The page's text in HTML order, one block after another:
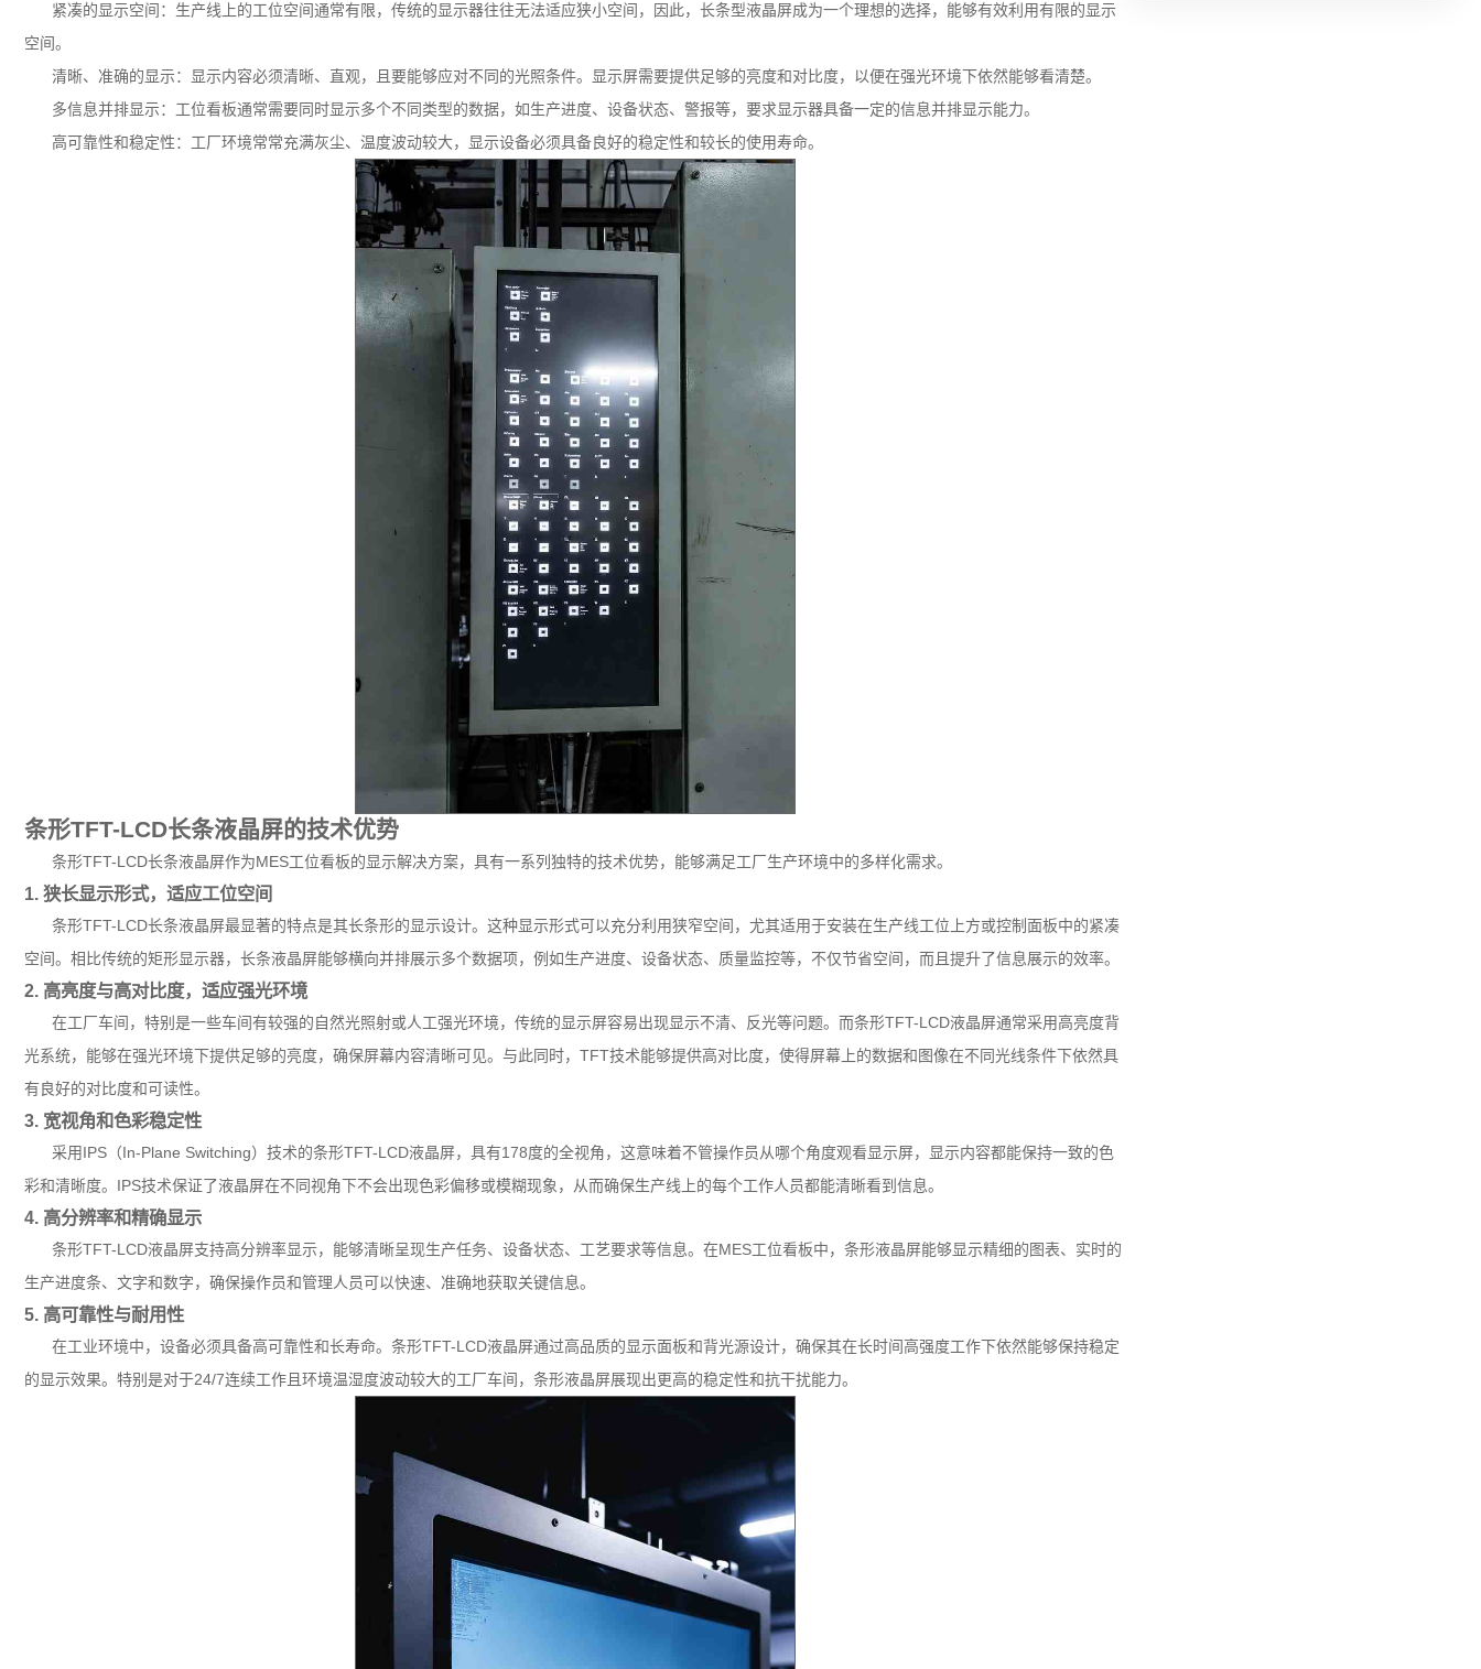
紧凑的显示空间：生产线上的工位空间通常有限，传统的显示器往往无法适应狭小空间，因此，长条型液晶屏成为一个理想的选择，能够有效利用有限的显示
空间。
清晰、准确的显示：显示内容必须清晰、直观，且要能够应对不同的光照条件。显示屏需要提供足够的亮度和对比度，以便在强光环境下依然能够看清楚。
多信息并排显示：工位看板通常需要同时显示多个不同类型的数据，如生产进度、设备状态、警报等，要求显示器具备一定的信息并排显示能力。
高可靠性和稳定性：工厂环境常常充满灰尘、温度波动较大，显示设备必须具备良好的稳定性和较长的使用寿命。
条形TFT-LCD长条液晶屏的技术优势
条形TFT-LCD长条液晶屏作为MES工位看板的显示解决方案，具有一系列独特的技术优势，能够满足工厂生产环境中的多样化需求。
1. 狭长显示形式，适应工位空间
条形TFT-LCD长条液晶屏最显著的特点是其长条形的显示设计。这种显示形式可以充分利用狭窄空间，尤其适用于安装在生产线工位上方或控制面板中的紧凑
空间。相比传统的矩形显示器，长条液晶屏能够横向并排展示多个数据项，例如生产进度、设备状态、质量监控等，不仅节省空间，而且提升了信息展示的效率。
2. 高亮度与高对比度，适应强光环境
在工厂车间，特别是一些车间有较强的自然光照射或人工强光环境，传统的显示屏容易出现显示不清、反光等问题。而条形TFT-LCD液晶屏通常采用高亮度背
光系统，能够在强光环境下提供足够的亮度，确保屏幕内容清晰可见。与此同时，TFT技术能够提供高对比度，使得屏幕上的数据和图像在不同光线条件下依然具
有良好的对比度和可读性。
3. 宽视角和色彩稳定性
采用IPS（In-Plane Switching）技术的条形TFT-LCD液晶屏，具有178度的全视角，这意味着不管操作员从哪个角度观看显示屏，显示内容都能保持一致的色
彩和清晰度。IPS技术保证了液晶屏在不同视角下不会出现色彩偏移或模糊现象，从而确保生产线上的每个工作人员都能清晰看到信息。
4. 高分辨率和精确显示
条形TFT-LCD液晶屏支持高分辨率显示，能够清晰呈现生产任务、设备状态、工艺要求等信息。在MES工位看板中，条形液晶屏能够显示精细的图表、实时的
生产进度条、文字和数字，确保操作员和管理人员可以快速、准确地获取关键信息。
5. 高可靠性与耐用性
在工业环境中，设备必须具备高可靠性和长寿命。条形TFT-LCD液晶屏通过高品质的显示面板和背光源设计，确保其在长时间高强度工作下依然能够保持稳定
的显示效果。特别是对于24/7连续工作且环境温湿度波动较大的工厂车间，条形液晶屏展现出更高的稳定性和抗干扰能力。